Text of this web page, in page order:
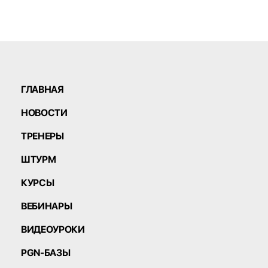
ГЛАВНАЯ
НОВОСТИ
ТРЕНЕРЫ
ШТУРМ
КУРСЫ
ВЕБИНАРЫ
ВИДЕОУРОКИ
PGN-БАЗЫ